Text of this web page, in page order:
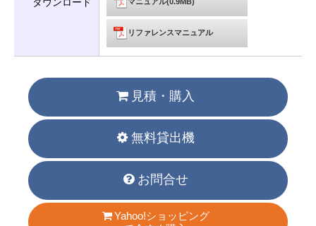
リファレンスマニュアル
見積・購入
無料貸出機
お問合せ
Yahoo!ショッピング